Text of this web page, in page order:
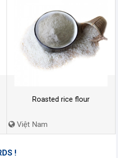
Roasted rice flour
Việt Nam
!